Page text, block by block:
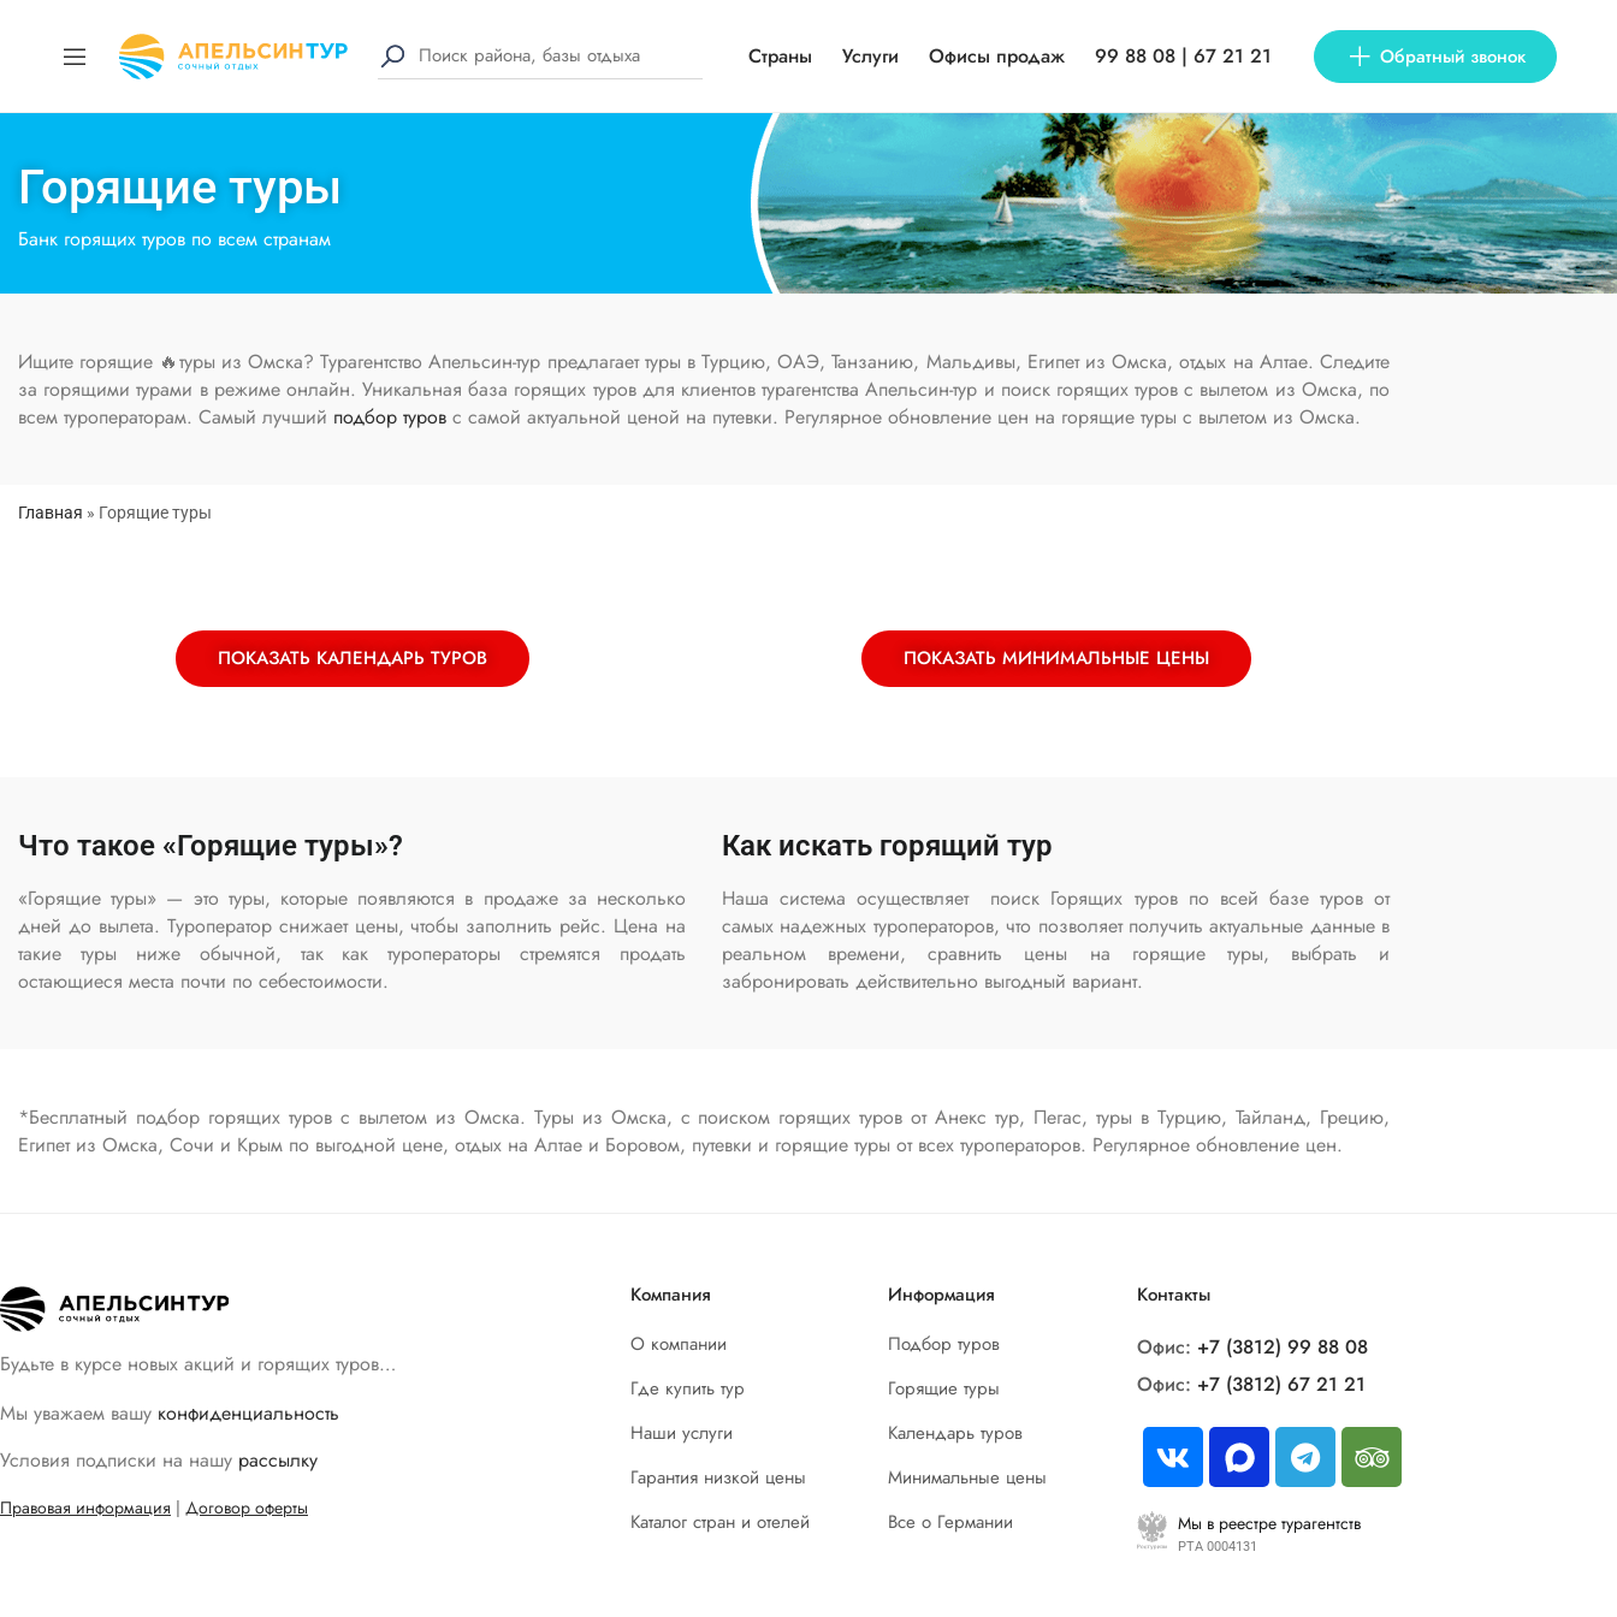
Страны Услуги Офисы продаж 99 88 08 | 67 21 21 Обратный звонок
Горящие туры
Банк горящих туров по всем странам
Ищите горящие 🔥туры из Омска? Турагентство Апельсин-тур предлагает туры в Турцию, ОАЭ, Танзанию, Мальдивы, Египет из Омска, отдых на Алтае. Следите
за горящими турами в режиме онлайн. Уникальная база горящих туров для клиентов турагентства Апельсин-тур и поиск горящих туров с вылетом из Омска, по
всем туроператорам. Самый лучший подбор туров с самой актуальной ценой на путевки. Регулярное обновление цен на горящие туры с вылетом из Омска.
Главная » Горящие туры
ПОКАЗАТЬ КАЛЕНДАРЬ ТУРОВ ПОКАЗАТЬ МИНИМАЛЬНЫЕ ЦЕНЫ
Что такое «Горящие туры»?
«Горящие туры» — это туры, которые появляются в продаже за несколько
дней до вылета. Туроператор снижает цены, чтобы заполнить рейс. Цена на
такие туры ниже обычной, так как туроператоры стремятся продать
остающиеся места почти по себестоимости.
Как искать горящий тур
Наша система осуществляет поиск Горящих туров по всей базе туров от
самых надежных туроператоров, что позволяет получить актуальные данные в
реальном времени, сравнить цены на горящие туры, выбрать и
забронировать действительно выгодный вариант.
*Бесплатный подбор горящих туров с вылетом из Омска. Туры из Омска, с поиском горящих туров от Анекс тур, Пегас, туры в Турцию, Тайланд, Грецию,
Египет из Омска, Сочи и Крым по выгодной цене, отдых на Алтае и Боровом, путевки и горящие туры от всех туроператоров. Регулярное обновление цен.
Будьте в курсе новых акций и горящих туров…
Мы уважаем вашу конфиденциальность
Условия подписки на нашу рассылку
Правовая информация | Договор оферты
Компания
О компании
Где купить тур
Наши услуги
Гарантия низкой цены
Каталог стран и отелей
Информация
Подбор туров
Горящие туры
Календарь туров
Минимальные цены
Все о Германии
Контакты
Офис: +7 (3812) 99 88 08
Офис: +7 (3812) 67 21 21
Мы в реестре турагентств
РТА 0004131